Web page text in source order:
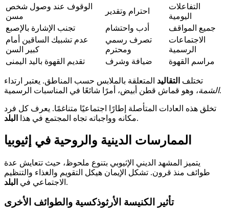
الوقوف عند وصول شخص
مسن
احترام وتقدير
التفاعلات
اليومية
تجنب الإشارة بالإصبع
أدب واحتشام
جميع المواقف
عدم تشبيك الساقين أمام
كبير السن
تصرف رسمي
ومحترم
الاجتماعات
الرسمية
تقديم القهوة باليد اليمنى
ضيافة وشرف مراسم القهوة
تختلف التقاليد المتعلقة بالملابس حسب المناطق. يعتبر ارتداء
الشمة، وهو قماش قطن أبيض، أمرًا شائعًا في المناسبات الرسمية.
تخلق هذه العادات المتأصلة إطارًا اجتماعيًا متناغمًا. يعرف كل فرد
مكانه وواجباته تجاه المجتمع في هذا
البلد .
الممارسات الدينية والروحية في إثيوبيا
يتميز المشهد الديني الإثيوبي بتنوع ملحوظ، حيث تتعايش عدة
طوائف منذ قرون. تشكل الإيمان هيكل التقويم والغذاء والتنظيم
الاجتماعي في البلد .
تأثير الكنيسة الأرثوذكسية والطوائف الأخرى